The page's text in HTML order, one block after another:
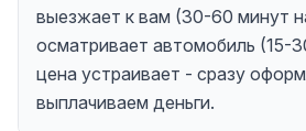
выезжает к вам (30-60 минут
осматривает автомобиль (15-
цена устраивает - сразу
выплачиваем деньги.